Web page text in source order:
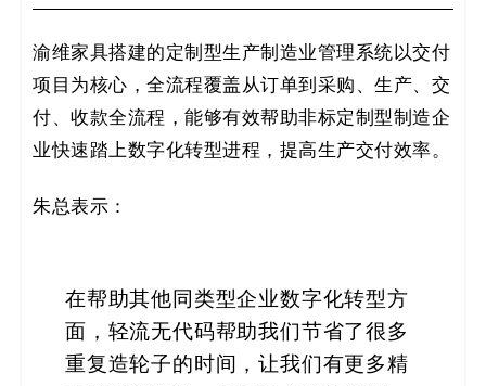
渝维家具搭建的定制型生产制造业管理系统以交付
项目为核心，全流程覆盖从订单到采购、生产、交
付、收款全流程，能够有效帮助非标定制型制造企
业快速踏上数字化转型进程，提高生产交付效率。
朱总表示：
在帮助其他同类型企业数字化转型方
面，轻流无代码帮助我们节省了很多
重复造轮子的时间，让我们有更多精